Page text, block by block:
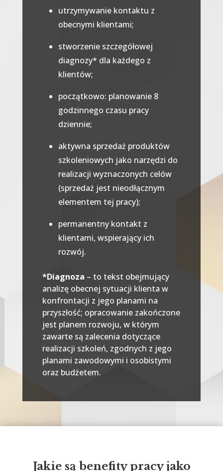
utrzymywanie kontaktu z
obecnymi klientami;
stworzenie szczegółowej
diagnozy* dla każdego z
klientów;
początkowo: planowanie 8
godzinnego czasu pracy
dziennie;
aktywna sprzedaż produktów
szkoleniowych jako narzędzi do
realizacji wyznaczonych celów
(sprzedaż jest nieodłącznym
elementem tej pracy);
permanentny kontakt z
klientami, wspierający ich
rozwój.
*Diagnoza – to tekst obejmujący
analizę obecnej sytuacji klienta w
konfrontacji z jego planami na
przyszłość; opracowanie zakończone
jest planem rozwoju, w którym
zawarte są zalecenia dotyczące
realizacji szkoleń, zgodnych z jego
planami zawodowymi i osobistymi
oraz budżetem.
Jakie są benefity pracy jako